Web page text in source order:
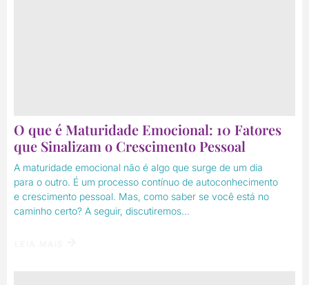
O que é Maturidade Emocional: 10 Fatores
que Sinalizam o Crescimento Pessoal
A maturidade emocional não é algo que surge de um dia
para o outro. É um processo contínuo de autoconhecimento
e crescimento pessoal. Mas, como saber se você está no
caminho certo? A seguir, discutiremos...